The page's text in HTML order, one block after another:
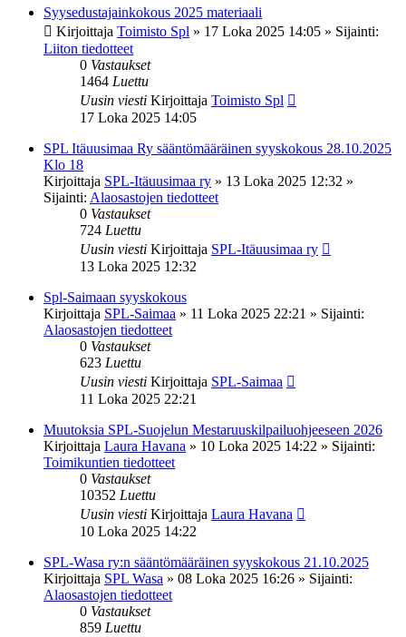
Syysedustajainkokous 2025 materiaali
Kirjoittaja Toimisto Spl » 17 Loka 2025 14:05 » Sijainti:
Liiton tiedotteet
0 Vastaukset
1464 Luettu
Uusin viesti Kirjoittaja Toimisto Spl
17 Loka 2025 14:05
SPL Itäuusimaa Ry sääntömääräinen syyskokous 28.10.2025
Klo 18
Kirjoittaja SPL-Itäuusimaa ry » 13 Loka 2025 12:32 »
Sijainti: Alaosastojen tiedotteet
0 Vastaukset
724 Luettu
Uusin viesti Kirjoittaja SPL-Itäuusimaa ry
13 Loka 2025 12:32
Spl-Saimaan syyskokous
Kirjoittaja SPL-Saimaa » 11 Loka 2025 22:21 » Sijainti:
Alaosastojen tiedotteet
0 Vastaukset
623 Luettu
Uusin viesti Kirjoittaja SPL-Saimaa
11 Loka 2025 22:21
Muutoksia SPL-Suojelun Mestaruuskilpailuohjeeseen 2026
Kirjoittaja Laura Havana » 10 Loka 2025 14:22 » Sijainti:
Toimikuntien tiedotteet
0 Vastaukset
10352 Luettu
Uusin viesti Kirjoittaja Laura Havana
10 Loka 2025 14:22
SPL-Wasa ry:n sääntömääräinen syyskokous 21.10.2025
Kirjoittaja SPL Wasa » 08 Loka 2025 16:26 » Sijainti:
Alaosastojen tiedotteet
0 Vastaukset
859 Luettu